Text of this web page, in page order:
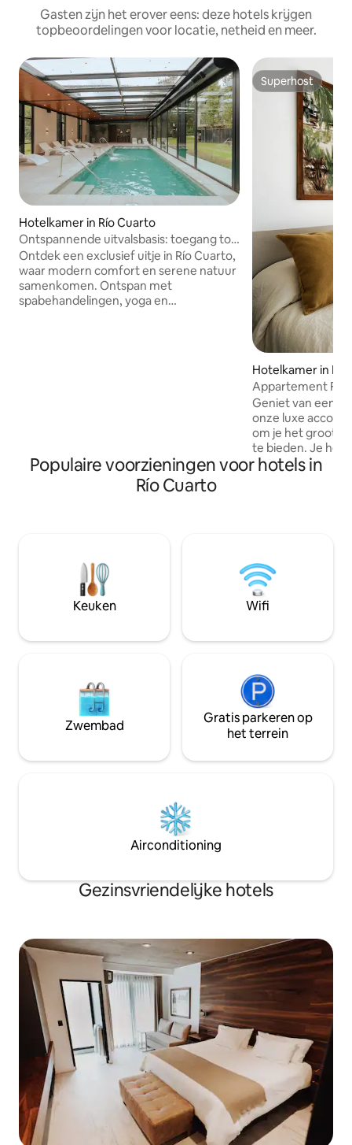
Gasten zijn het erover eens: deze hotels krijgen
topbeoordelingen voor locatie, netheid en meer.
Hotelkamer in Río Cuarto
Ontspannende uitvalsbasis: toegang tot
verwarmd zwembad en gratis ontbijt
Ontdek een exclusief uitje in Río Cuarto,
waar modern comfort en serene natuur
samenkomen. Ontspan met
spabehandelingen, yoga en
buitenavonturen.
Superhost
Superhost
Hotelkamer in
Appartement
Geniet van een
onze luxe
om je het
te bieden. Je
voorzieningen
kwaliteit,
aandacht.
Populaire voorzieningen voor hotels in
Río Cuarto
Keuken Wifi
Zwembad
Gratis parkeren op
het terrein
Airconditioning
Gezinsvriendelijke hotels